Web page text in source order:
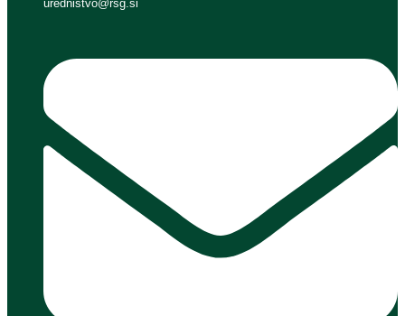
urednistvo@rsg.si